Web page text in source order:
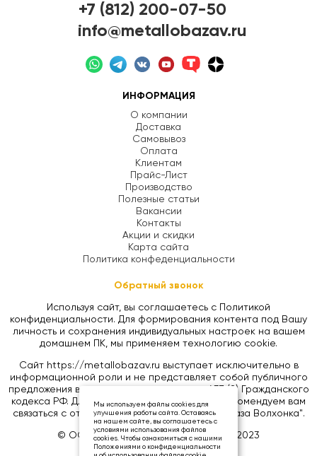
+7 (812) 200-07-50
info@metallobazav.ru
ИНФОРМАЦИЯ
О компании
Доставка
Самовывоз
Оплата
Клиентам
Прайс-Лист
Производство
Полезные статьи
Вакансии
Контакты
Акции и скидки
Карта сайта
Политика конфеденциальности
Обратный звонок
Используя сайт, вы соглашаетесь с Политикой
конфиденциальности. Для формирования контента под Вашу
личность и сохранения индивидуальных настроек на вашем
домашнем ПК, мы применяем технологию cookie.
Сайт https://metallobazav.ru выступает исключительно в
информационной роли и не представляет собой публичного
предложения в соответствии со статьей 437 (2) Гражданского
кодекса РФ. Для уточнения цен на товары, рекомендуем вам
связаться с отделом продаж ООО "Металлобаза Волхонка".
© ООО «МЕТАЛЛОБАЗА ВОЛХОНКА», 2023
Мы используем файлы cookies для
улучшения работы сайта. Оставаясь
на нашем сайте, вы соглашаетесь с
условиями использования файлов
cookies. Чтобы ознакомиться с нашими
Положениями о конфиденциальности